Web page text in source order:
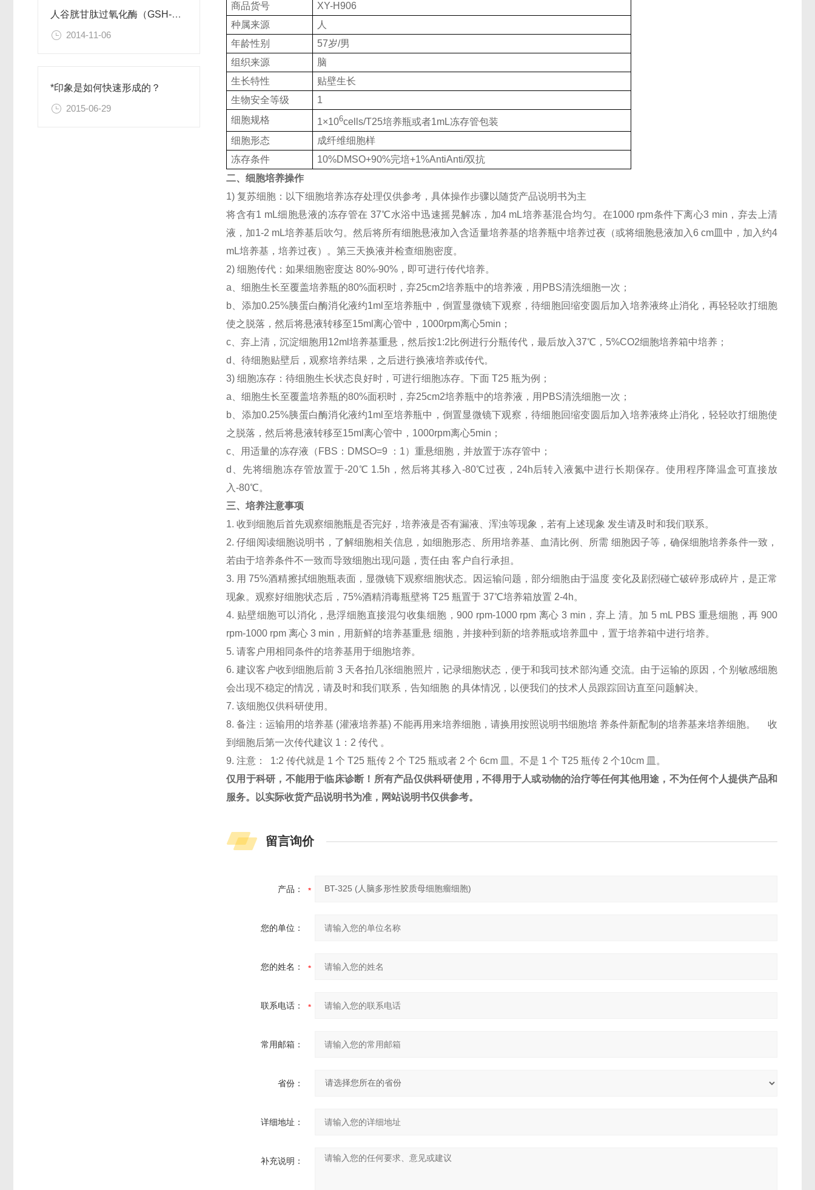
人谷胱甘肽过氧化酶（GSH-Px）检测试剂盒
2014-11-06
*印象是如何快速形成的？
2015-06-29
商品货号
XY-H906
种属来源
人
年龄性别
57岁/男
组织来源
脑
生长特性
贴壁生长
生物安全等级
1
细胞规格
1×106cells/T25培养瓶或者1mL冻存管包装
细胞形态
成纤维细胞样
冻存条件
10%DMSO+90%完培+1%AntiAnti/双抗
二、细胞培养操作
1) 复苏细胞：以下细胞培养冻存处理仅供参考，具体操作步骤以随货产品说明书为主
将含有1 mL细胞悬液的冻存管在 37℃水浴中迅速摇晃解冻，加4 mL培养基混合均匀。在1000 rpm条件下离心3 min，弃去上清
液，加1-2 mL培养基后吹匀。然后将所有细胞悬液加入含适量培养基的培养瓶中培养过夜（或将细胞悬液加入6 cm皿中，加入约4
mL培养基，培养过夜）。第三天换液并检查细胞密度。
2) 细胞传代：如果细胞密度达 80%-90%，即可进行传代培养。
a、细胞生长至覆盖培养瓶的80%面积时，弃25cm2培养瓶中的培养液，用PBS清洗细胞一次；
b、添加0.25%胰蛋白酶消化液约1ml至培养瓶中，倒置显微镜下观察，待细胞回缩变圆后加入培养液终止消化，再轻轻吹打细胞
使之脱落，然后将悬液转移至15ml离心管中，1000rpm离心5min；
c、弃上清，沉淀细胞用12ml培养基重悬，然后按1:2比例进行分瓶传代，最后放入37℃，5%CO2细胞培养箱中培养；
d、待细胞贴壁后，观察培养结果，之后进行换液培养或传代。
3) 细胞冻存：待细胞生长状态良好时，可进行细胞冻存。下面 T25 瓶为例；
a、细胞生长至覆盖培养瓶的80%面积时，弃25cm2培养瓶中的培养液，用PBS清洗细胞一次；
b、添加0.25%胰蛋白酶消化液约1ml至培养瓶中，倒置显微镜下观察，待细胞回缩变圆后加入培养液终止消化，轻轻吹打细胞使
之脱落，然后将悬液转移至15ml离心管中，1000rpm离心5min；
c、用适量的冻存液（FBS：DMSO=9 ：1）重悬细胞，并放置于冻存管中；
d、先将细胞冻存管放置于-20℃ 1.5h，然后将其移入-80℃过夜，24h后转入液氮中进行长期保存。使用程序降温盒可直接放
入-80℃。
三、培养注意事项
1. 收到细胞后首先观察细胞瓶是否完好，培养液是否有漏液、浑浊等现象，若有上述现象 发生请及时和我们联系。
2. 仔细阅读细胞说明书，了解细胞相关信息，如细胞形态、所用培养基、血清比例、所需 细胞因子等，确保细胞培养条件一致，
若由于培养条件不一致而导致细胞出现问题，责任由 客户自行承担。
3. 用 75%酒精擦拭细胞瓶表面，显微镜下观察细胞状态。因运输问题，部分细胞由于温度 变化及剧烈碰亡破碎形成碎片，是正常
现象。观察好细胞状态后，75%酒精消毒瓶壁将 T25 瓶置于 37℃培养箱放置 2-4h。
4. 贴壁细胞可以消化，悬浮细胞直接混匀收集细胞，900 rpm-1000 rpm 离心 3 min，弃上 清。加 5 mL PBS 重悬细胞，再 900
rpm-1000 rpm 离心 3 min，用新鲜的培养基重悬 细胞，并接种到新的培养瓶或培养皿中，置于培养箱中进行培养。
5. 请客户用相同条件的培养基用于细胞培养。
6. 建议客户收到细胞后前 3 天各拍几张细胞照片，记录细胞状态，便于和我司技术部沟通 交流。由于运输的原因，个别敏感细胞
会出现不稳定的情况，请及时和我们联系，告知细胞 的具体情况，以便我们的技术人员跟踪回访直至问题解决。
7. 该细胞仅供科研使用。
8. 备注：运输用的培养基 (灌液培养基) 不能再用来培养细胞，请换用按照说明书细胞培 养条件新配制的培养基来培养细胞。 收
到细胞后第一次传代建议 1：2 传代 。
9. 注意： 1:2 传代就是 1 个 T25 瓶传 2 个 T25 瓶或者 2 个 6cm 皿。不是 1 个 T25 瓶传 2 个10cm 皿。
仅用于科研，不能用于临床诊断！所有产品仅供科研使用，不得用于人或动物的治疗等任何其他用途，不为任何个人提供产品和
服务。以实际收货产品说明书为准，网站说明书仅供参考。
留言询价
产品：
您的单位：
您的姓名：
联系电话：
常用邮箱：
省份：
详细地址：
补充说明：